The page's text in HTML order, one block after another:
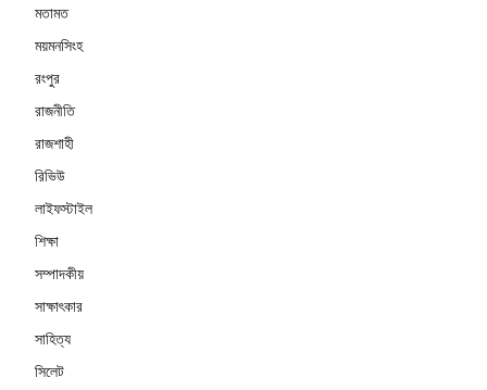
মতামত
ময়মনসিংহ
রংপুর
রাজনীতি
রাজশাহী
রিভিউ
লাইফস্টাইল
শিক্ষা
সম্পাদকীয়
সাক্ষাৎকার
সাহিত্য
সিলেট